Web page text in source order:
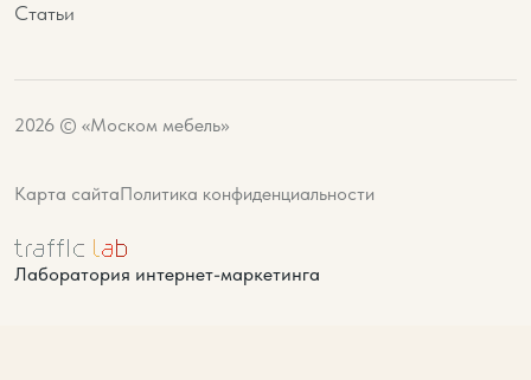
Статьи
2026 © «Моском мебель»
Карта сайтаПолитика конфиденциальности
Лаборатория интернет-маркетинга